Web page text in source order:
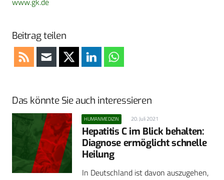
Beitrag teilen
Das könnte Sie auch interessieren
HUMANMEDIZIN 20. Juli 2021
Hepatitis C im Blick behalten:
Diagnose ermöglicht schnelle
Heilung
In Deutschland ist davon auszugehen,